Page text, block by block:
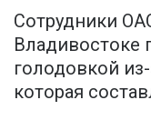
Сотрудники
Владивостоке
голодовкой
которая